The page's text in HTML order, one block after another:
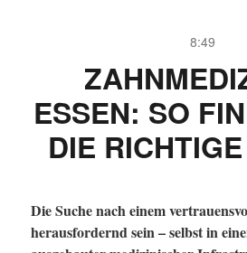
8:49
ESSEN: SO
DIE
Die Suche nach einem
herausfordernd sein – selbst in